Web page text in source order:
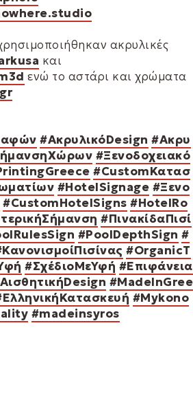
ακρυλικές
και
ενώ το αστάρι και χρώματα
#ΑκρυλικόDesign #Ακρυ
#Ξενοδοχειακό
#CustomΚατασ
#HotelSignage #Ξενο
#CustomHotelSigns #HotelRo
#ΠινακίδαΠισί
#PoolDepthSign #
#OrganicT
#ΣχέδιοΜεΥφή #Επιφάνεια
#MadeInGree
#Mykono
#madeinsyros